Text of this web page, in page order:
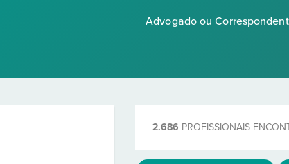
Advogado ou
2.686 PROFISSIONAIS